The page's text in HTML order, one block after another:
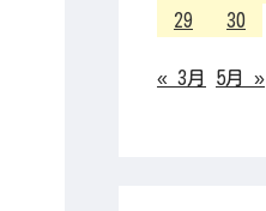
29
30
« 3月 5月 »